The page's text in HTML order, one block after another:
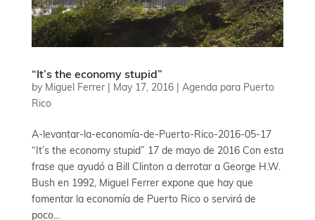
“It’s the economy stupid”
by Miguel Ferrer| May 17, 2016| Agenda para Puerto
Rico
A-levantar-la-economía-de-Puerto-Rico-2016-05-17
“It’s the economy stupid” 17 de mayo de 2016 Con esta
frase que ayudó a Bill Clinton a derrotar a George H.W.
Bush en 1992, Miguel Ferrer expone que hay que
fomentar la economía de Puerto Rico o servirá de
poco...